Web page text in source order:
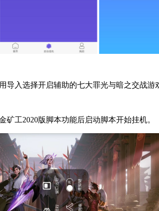
导入选择开启辅助的七大罪光与暗之交战游
工2020版脚本功能后启动脚本开始挂机。